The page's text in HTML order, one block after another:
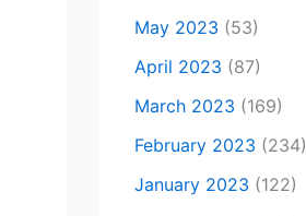
May 2023 (53)
April 2023 (87)
March 2023 (169)
February 2023 (234)
January 2023 (122)